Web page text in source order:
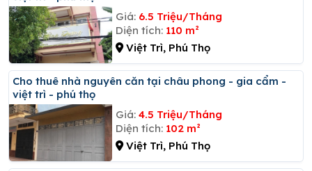
Giá: 6.5 Triệu/Tháng
Diện tích: 110 m²
Việt Trì, Phú Thọ
Cho thuê nhà nguyên căn tại châu phong - gia cẩm -
việt trì - phú thọ
Giá: 4.5 Triệu/Tháng
Diện tích: 102 m²
Việt Trì, Phú Thọ